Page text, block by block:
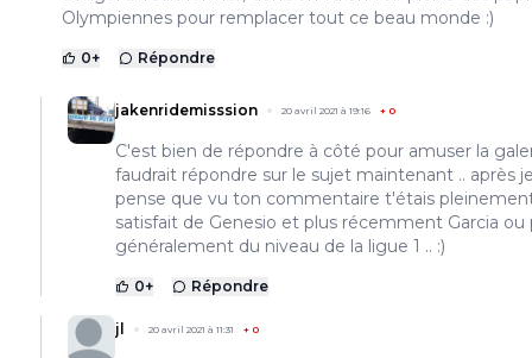
Olympiennes pour remplacer tout ce beau monde :)
0+ Répondre
jakenridemisssion 20 avril 2021 à 19:16 + 0
C'est bien de répondre à côté pour amuser la
faudrait répondre sur le sujet maintenant .. après
pense que vu ton commentaire t'étais
satisfait de Genesio et plus récemment Garcia ou
généralement du niveau de la ligue 1 .. :)
0+ Répondre
jl 20 avril 2021 à 11:31 + 0